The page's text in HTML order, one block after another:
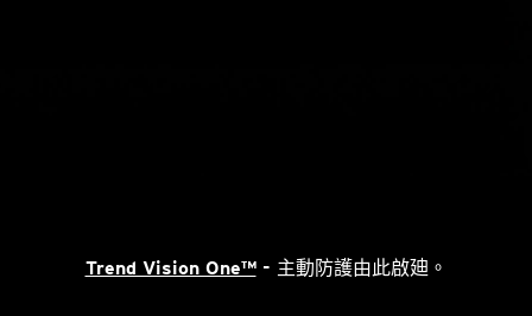
Trend Vision One™- 主動防護由此啟廸。